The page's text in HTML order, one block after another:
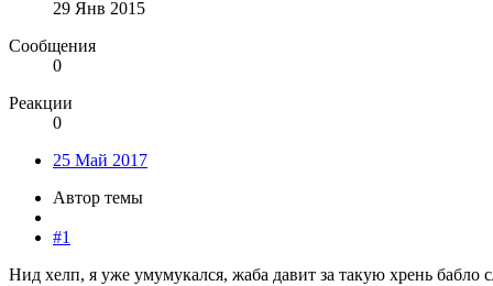
29 Янв 2015
Сообщения
0
Реакции
0
25 Май 2017
Автор темы
#1
Нид хелп, я уже умумукался, жаба давит за такую хрень бабло